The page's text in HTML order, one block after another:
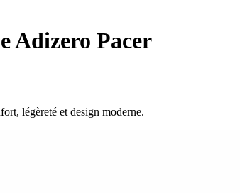
Adizero Pacer
légèreté et design moderne.